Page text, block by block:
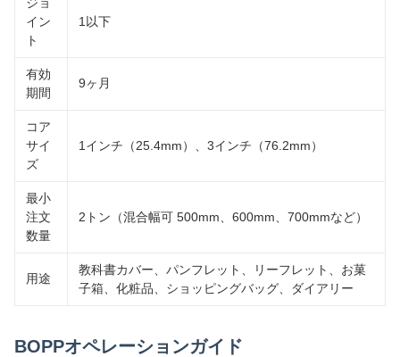
イン
ト
1以下
有効
期間
9ヶ月
コア
サイ
ズ
1インチ（25.4mm）、3インチ（76.2mm）
最小
注文
数量
2トン（混合幅可 500mm、600mm、700mmなど）
用途
教科書カバー、パンフレット、リーフレット、お菓
子箱、化粧品、ショッピングバッグ、ダイアリー
BOPPオペレーションガイド